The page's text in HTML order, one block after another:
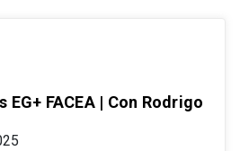
FACEA | Con Rodrigo